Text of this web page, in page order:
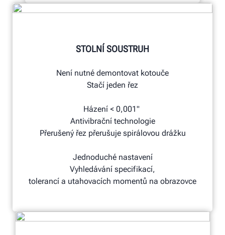
STOLNÍ SOUSTRUH
Není nutné demontovat kotouče
Stačí jeden řez
Házení < 0,001"
Antivibrační technologie
Přerušený řez přerušuje spirálovou drážku
Jednoduché nastavení
Vyhledávání specifikací,
tolerancí a utahovacích momentů na obrazovce